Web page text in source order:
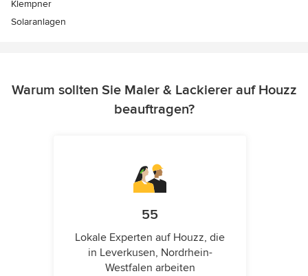
Klempner
Solaranlagen
Warum sollten Sie Maler & Lackierer auf Houzz
beauftragen?
55
Lokale Experten auf Houzz, die
in Leverkusen, Nordrhein-
Westfalen arbeiten